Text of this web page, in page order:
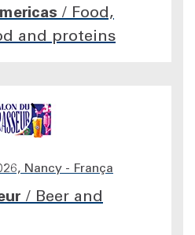
/ Food,
and proteins
Nancy - França
/ Beer and